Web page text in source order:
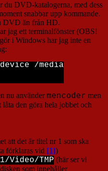
du DVD-katalogerna, med dess
snabbar upp kommande.
DVD än från HD.
jag ett terminalfönster (OBS!
i Windows har jag inte en
/media/sdb1/
nu användermencoder men
den göra hela jobbet och
att det är titel nr 1 som ska
förklaras vid [1])
Video/TMP (här ser vi
som innehåller